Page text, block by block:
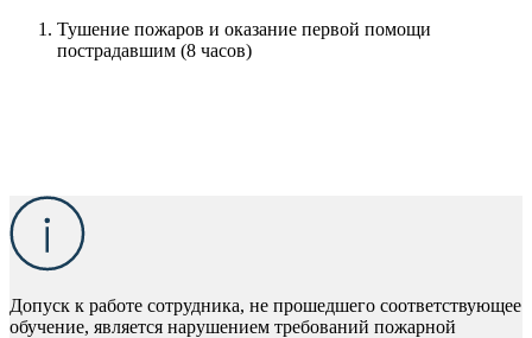
Тушение пожаров и оказание первой помощи
пострадавшим (8 часов)
Допуск к работе сотрудника, не прошедшего соответствующее
обучение, является нарушением требований пожарной